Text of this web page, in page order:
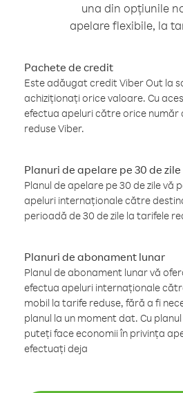
una din opțiunile
apelare flexibile, la
Pachete de credit
Este adăugat credit Viber Out la
achiziționați orice valoare. Cu
efectua apeluri către orice număr
reduse Viber.
Planuri de apelare pe 30 de zile
Planul de apelare pe 30 de zile vă
apeluri internaționale către
perioadă de 30 de zile la tarifele
Planuri de abonament lunar
Planul de abonament lunar vă
efectua apeluri internaționale
mobil la tarife reduse, fără a fi
planul la un moment dat. Cu
puteți face economii în privința
efectuați deja